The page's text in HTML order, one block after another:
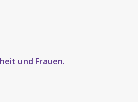
und Frauen.